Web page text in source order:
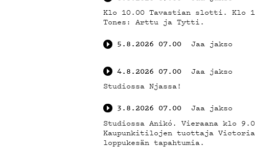
Klo 10.00 Tavastian slotti. Klo
Tones: Arttu ja Tytti.
5.8.2026 07.00 Jaa jakso
4.8.2026 07.00
Jaa jakso
Studiossa Njassa!
3.8.2026 07.00
Jaa jakso
Studiossa Anikó. Vieraana klo
Kaupunkitilojen tuottaja Victoria
loppukesän tapahtumia.